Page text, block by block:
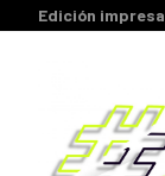
Edición impresa